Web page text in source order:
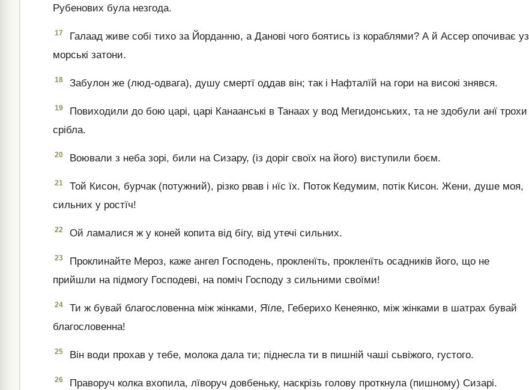
Рубенових була незгода.
17
Галаад живе собі тихо за Йорданню, а Данові чого боятись із кораблями? А й Ассер опочиває уз
морські затони.
18 Забулон же (люд-одвага), душу смертї оддав він; так і Нафталїй на гори на високі знявся.
19
Повиходили до бою царі, царі Канаанські в Танаах у вод Мегидонських, та не здобули анї трохи
срібла.
20 Воювали з неба зорі, били на Сизару, (із доріг своїх на його) виступили боєм.
21
Той Кисон, бурчак (потужний), різко рвав і нїс їх. Поток Кедумим, потік Кисон. Жени, душе моя,
сильних у ростїч!
22 Ой ламалися ж у коней копита від бігу, від утечі сильних.
23
Проклинайте Мероз, каже ангел Господень, прокленїть, прокленїть осадників його, що не
прийшли на підмогу Господеві, на поміч Господу з сильними своїми!
24
Ти ж бувай благословенна між жінками, Яїле, Геберихо Кенеянко, між жінками в шатрах бувай
благословенна!
25 Він води прохав у тебе, молока дала ти; піднесла ти в пишній чаші сьвіжого, густого.
26 Праворуч колка вхопила, лїворуч довбеньку, наскрізь голову проткнула (пишному) Сизарі.